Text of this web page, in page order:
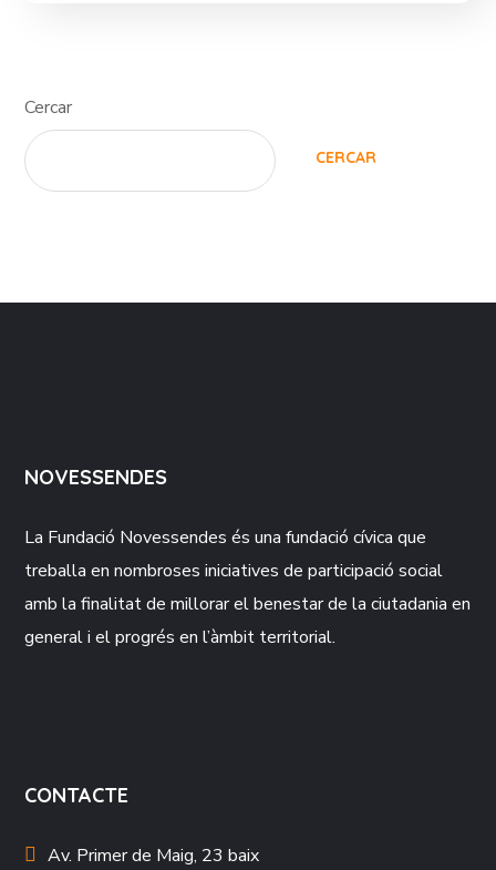
Cercar
CERCAR
NOVESSENDES
La Fundació Novessendes és una fundació cívica que
treballa en nombroses iniciatives de participació social
amb la finalitat de millorar el benestar de la ciutadania en
general i el progrés en l’àmbit territorial.
CONTACTE
Av. Primer de Maig, 23 baix